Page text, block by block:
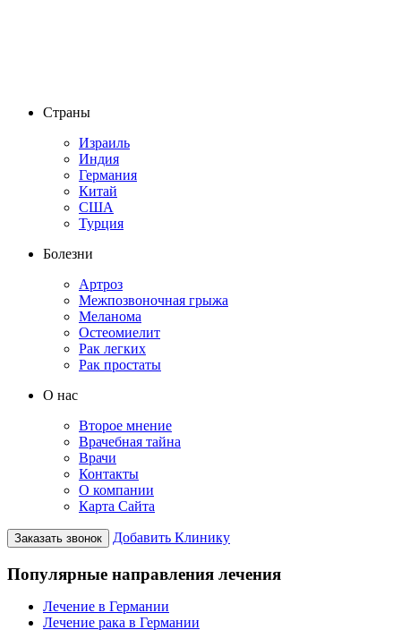
Страны
Израиль
Индия
Германия
Китай
США
Турция
Болезни
Артроз
Межпозвоночная грыжа
Меланома
Остеомиелит
Рак легких
Рак простаты
О нас
Второе мнение
Врачебная тайна
Врачи
Контакты
О компании
Карта Сайта
Заказать звонок Добавить Клинику
Популярные направления лечения
Лечение в Германии
Лечение рака в Германии